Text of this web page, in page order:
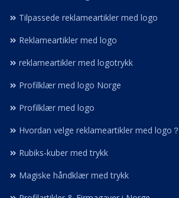
Tilpassede reklameartikler med logo
Reklameartikler med logo
reklameartikler med logotrykk
Profilklær med logo Norge
Profilklær med logo
Hvordan velge reklameartikler med logo？
Rubiks-kuber med trykk
Magiske håndklær med trykk